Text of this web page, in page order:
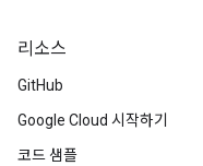
리소스
GitHub
Google Cloud 시작하기
코드 샘플